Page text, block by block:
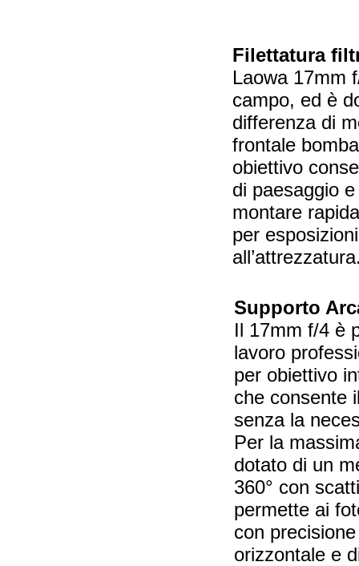
Filettatura
Laowa 17mm
campo, ed è
differenza di
frontale
obiettivo
di paesaggio
montare
per
Supporto
Il 17mm f/4 è
lavoro
per obiettivo
che consente
senza la
Per la
dotato di un
360° con
permette ai
con
orizzontale e